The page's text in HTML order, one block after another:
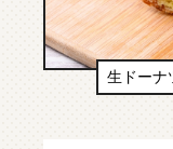
生ドーナ